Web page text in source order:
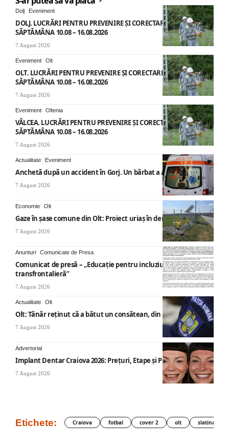
Dolj Eveniment
DOLJ. LUCRĂRI PENTRU PREVENIRE ȘI CORECTARE AVARII –
SĂPTĂMÂNA 10.08 – 16.08.2026
7 August 2026
Eveniment Olt
OLT. LUCRĂRI PENTRU PREVENIRE ȘI CORECTARE AVARII –
SĂPTĂMÂNA 10.08 – 16.08.2026
7 August 2026
Eveniment Oltenia
VÂLCEA. LUCRĂRI PENTRU PREVENIRE ȘI CORECTARE AVARII –
SĂPTĂMÂNA 10.08 – 16.08.2026
7 August 2026
Actualitate Eveniment
Anchetă după un accident în Gorj. Un bărbat a ajuns la spital
7 August 2026
Economie Olt
Gaze în șase comune din Olt: Proiect uriaș în derulare
7 August 2026
Anunturi Comunicate de Presa
Comunicat de presă – „Educație pentru incluziune – O abordare
transfrontalieră”
7 August 2026
Actualitate Olt
Olt: Tânăr reţinut că a bătut un consătean, din cauza muzicii
7 August 2026
Advertorial
Implant Dentar Craiova 2026: Preţuri, Etape şi Plata în Rate
7 August 2026
Etichete: Craiova fotbal cover 2 olt slatina